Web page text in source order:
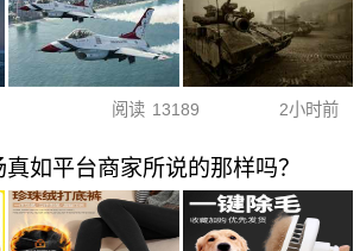
阅读 13189 2小时前
如平台商家所说的那样吗？